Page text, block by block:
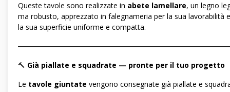
Queste tavole sono realizzate in abete lamellare, un legno
ma robusto, apprezzato in falegnameria per la sua lavorabilità
la sua superficie uniforme e compatta.
🔨 Già piallate e squadrate — pronte per il tuo progetto
Le tavole giuntate vengono consegnate già piallate e